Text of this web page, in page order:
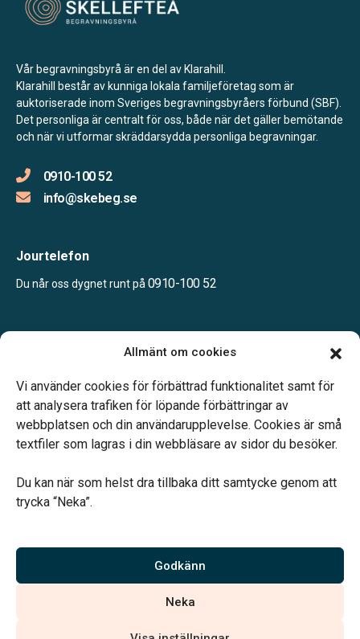
Allmänt om cookies
Vi använder cookies för förbättrad funktionalitet samt för
att analysera trafiken för löpande förbättringar av
webbplatsen och din användarupplevelse. Cookies är små
textfiler som lagras i din webbläsare av sidor du besöker.
Du kan när som helst dra tillbaka ditt samtycke genom att
trycka “Neka”.
Godkänn
Neka
Vår begravningsbyrå är en del av Klarahill.
Klarahill består av kunniga lokala familjeföretag som är
auktoriserade inom Sveriges begravningsbyråers förbund (SBF).
Det personliga är centralt för oss, både när det gäller bemötande
och när vi utformar skräddarsydda personliga begravningar.
0910-100 52
info@skebeg.se
Jourtelefon
Du når oss dygnet runt på 0910-100 52
Lunchstängt 12.00 – 12.45
Vårt systerbolag Verahill hjälper dig med familjejuridiken –
Vi är auktoriserade av Sveriges Begravningsbyråers Förbund och
har högt ställda krav på utbildning, kvalitet, miljö och arbetsmiljö.